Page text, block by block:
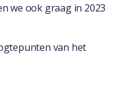
we ook graag in 2023
van het